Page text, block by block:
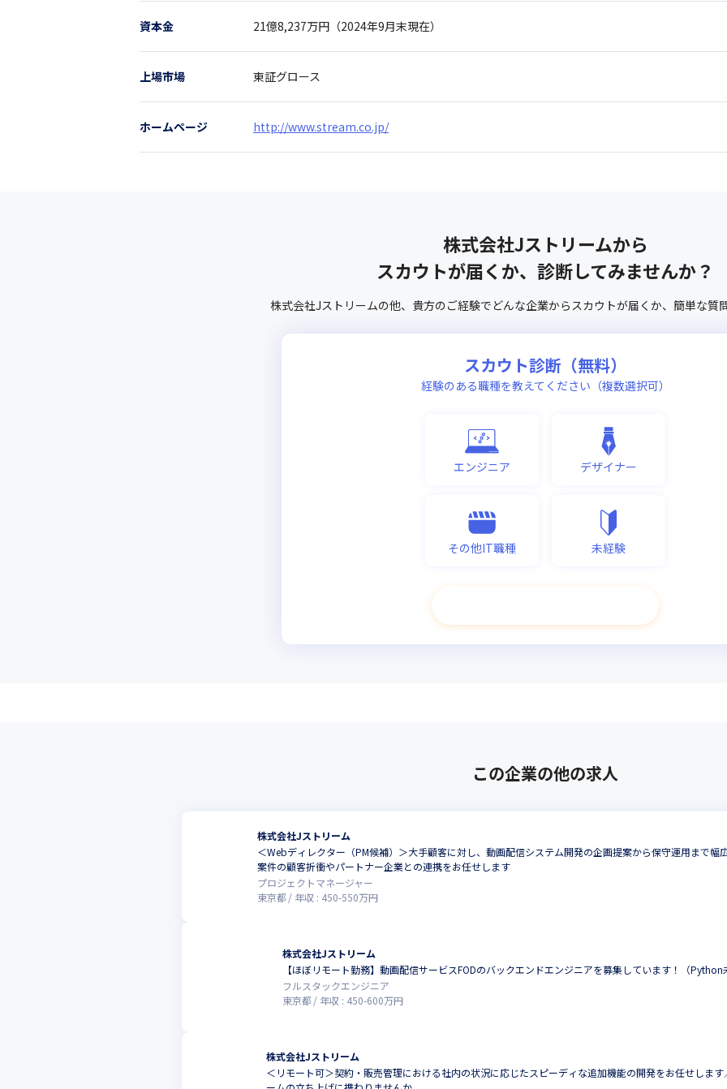
資本金 21億8,237万円（2024年9月末現在）
上場市場 東証グロース
ホームページ http://www.stream.co.jp/
株式会社Jストリームから
スカウトが届くか、診断してみませんか？
株式会社Jストリームの他、 貴方のご経験でどんな企業からスカウトが届くか、 簡単な質
スカウト診断（無料）
経験のある職種を教えてください（複数選択可）
エンジニア デザイナー
その他IT職種 未経験
この企業の他の求人
株式会社Jストリーム
＜Webディレクター（PM候補）＞大手顧客に対し、動画配信システム開発の企画提案から保守運用まで幅
案件の顧客折衝やパートナー企業との連携をお任せします
プロジェクトマネージャー
東京都
年収 : 450-550万円
株式会社Jストリーム
【ほぼリモート勤務】動画配信サービスFODのバックエンドエンジニアを募集しています！（Python
フルスタックエンジニア
東京都
年収 : 450-600万円
株式会社Jストリーム
＜リモート可＞契約・販売管理における社内の状況に応じたスピーディな追加機能の開発をお任せしま